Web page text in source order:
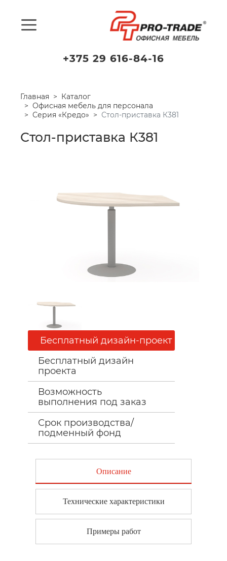
+375 29 616-84-16
Главная
Каталог
Офисная мебель для персонала
Серия «Кредо»
Стол-приставка К381
Стол-приставка К381
Бесплатный дизайн-проект
Бесплатный дизайн
проекта
Возможность
выполнения под заказ
Срок производства/
подменный фонд
Описание
Технические характеристики
Примеры работ